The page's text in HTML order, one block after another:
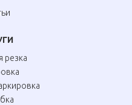
резка